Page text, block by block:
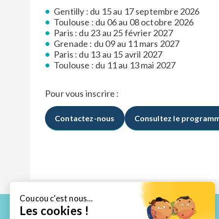
Coucou c'est nous...
Les cookies !
Gentilly : du 15 au 17 septembre 2026
Toulouse : du 06 au 08 octobre 2026
Paris : du 23 au 25 février 2027
Grenade : du 09 au 11 mars 2027
Paris : du 13 au 15 avril 2027
Toulouse : du 11 au 13 mai 2027
Pour vous inscrire :
Contactez-nous Consultez le